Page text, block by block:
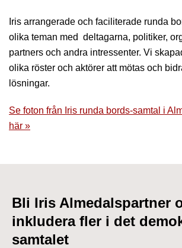
Iris arrangerade och faciliterade runda
olika teman med deltagarna, politiker,
partners och andra intressenter. Vi
olika röster och aktörer att mötas och
lösningar.
Se foton från Iris runda bords-samtal i
här »
Bli Iris Almedalspartner
inkludera fler i det
samtalet